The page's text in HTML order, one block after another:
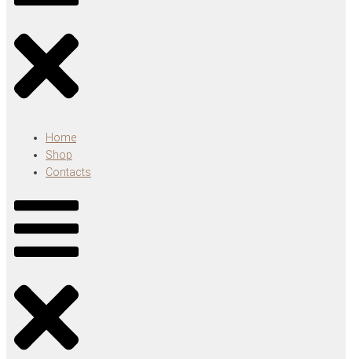
Home
Shop
Contacts